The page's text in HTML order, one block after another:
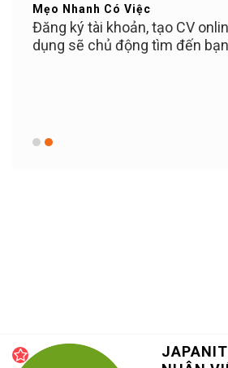
Mẹo Nhanh Có Việc
Đăng ký tài khoản, tạo CV
dụng sẽ chủ động tìm đến